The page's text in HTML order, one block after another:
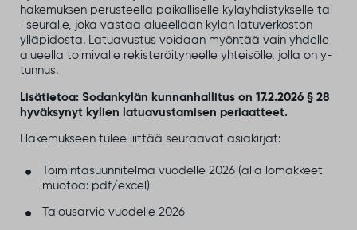
hakemuksen perusteella paikalliselle kyläyhdistykselle tai
-seuralle, joka vastaa alueellaan kylän latuverkoston
ylläpidosta. Latuavustus voidaan myöntää vain yhdelle
alueella toimivalle rekisteröityneelle yhteisölle, jolla on y-
tunnus.
Lisätietoa: Sodankylän kunnanhallitus on 17.2.2026 § 28
hyväksynyt kylien latuavustamisen periaatteet.
Hakemukseen tulee liittää seuraavat asiakirjat:
Toimintasuunnitelma vuodelle 2026 (alla lomakkeet
muotoa: pdf/excel)
Talousarvio vuodelle 2026